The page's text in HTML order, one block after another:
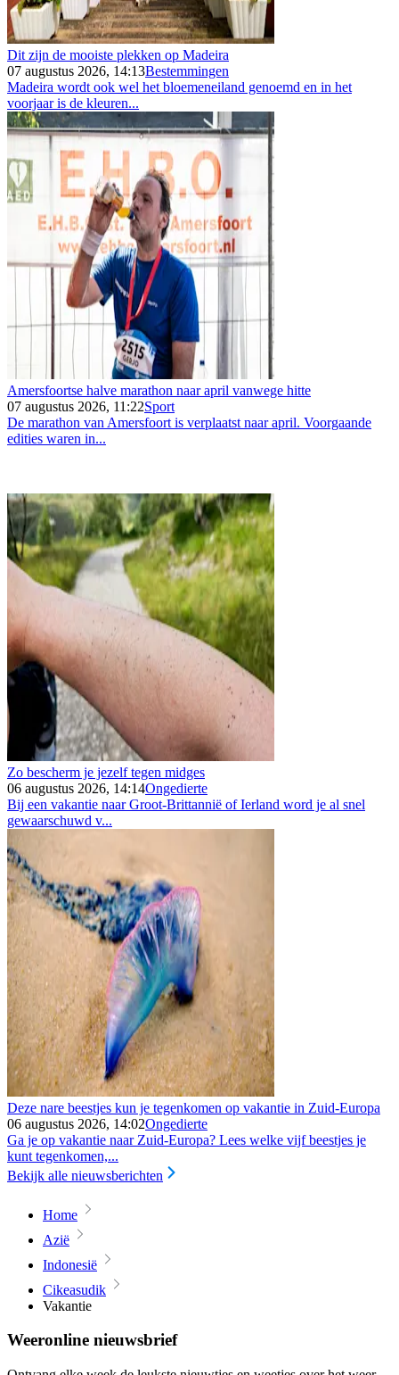
Dit zijn de mooiste plekken op Madeira
07 augustus 2026, 14:13Bestemmingen
Madeira wordt ook wel het bloemeneiland genoemd en in het
voorjaar is de kleuren...
Amersfoortse halve marathon naar april vanwege hitte
07 augustus 2026, 11:22Sport
De marathon van Amersfoort is verplaatst naar april. Voorgaande
edities waren in...
Zo bescherm je jezelf tegen midges
06 augustus 2026, 14:14Ongedierte
Bij een vakantie naar Groot-Brittannië of Ierland word je al snel
gewaarschuwd v...
Deze nare beestjes kun je tegenkomen op vakantie in Zuid-Europa
06 augustus 2026, 14:02Ongedierte
Ga je op vakantie naar Zuid-Europa? Lees welke vijf beestjes je
kunt tegenkomen,...
Bekijk alle nieuwsberichten
Home
Azië
Indonesië
Cikeasudik
Vakantie
Weeronline nieuwsbrief